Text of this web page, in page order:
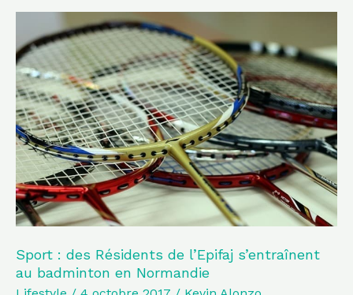
Sport : des Résidents de l’Epifaj s’entraînent
au badminton en Normandie
:
des
Résidents
de
l’Epifaj
s’entraînent
au
badminton
en
Normandie